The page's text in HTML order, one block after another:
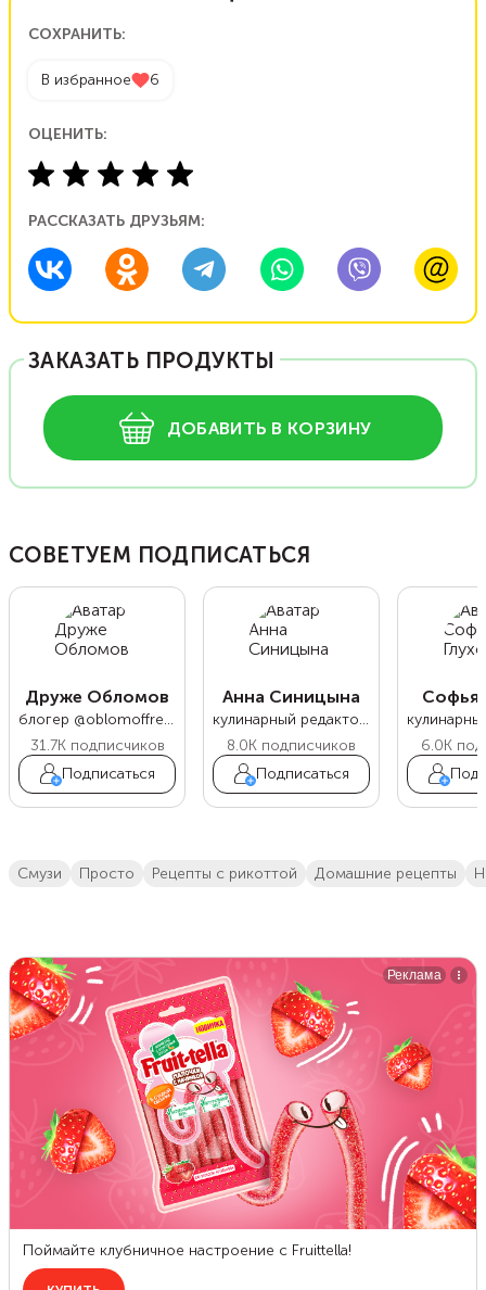
СОХРАНИТЬ:
В избранное 6
ОЦЕНИТЬ:
РАССКАЗАТЬ ДРУЗЬЯМ:
ЗАКАЗАТЬ ПРОДУКТЫ
ДОБАВИТЬ В КОРЗИНУ
СОВЕТУЕМ ПОДПИСАТЬСЯ
Друже Обломов
блогер @oblomoffrecipe
31.7Kподписчиков
Подписаться
Анна Синицына
кулинарный редактор Food.ru
8.0K подписчиков
Подписаться
Софья
6.0K
смузи просто рецепты с рикоттой домашние рецепты